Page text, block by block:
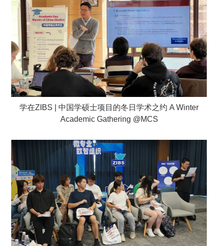
学在ZIBS | 中国学硕士项目的冬日学术之约 A Winter
Academic Gathering @MCS